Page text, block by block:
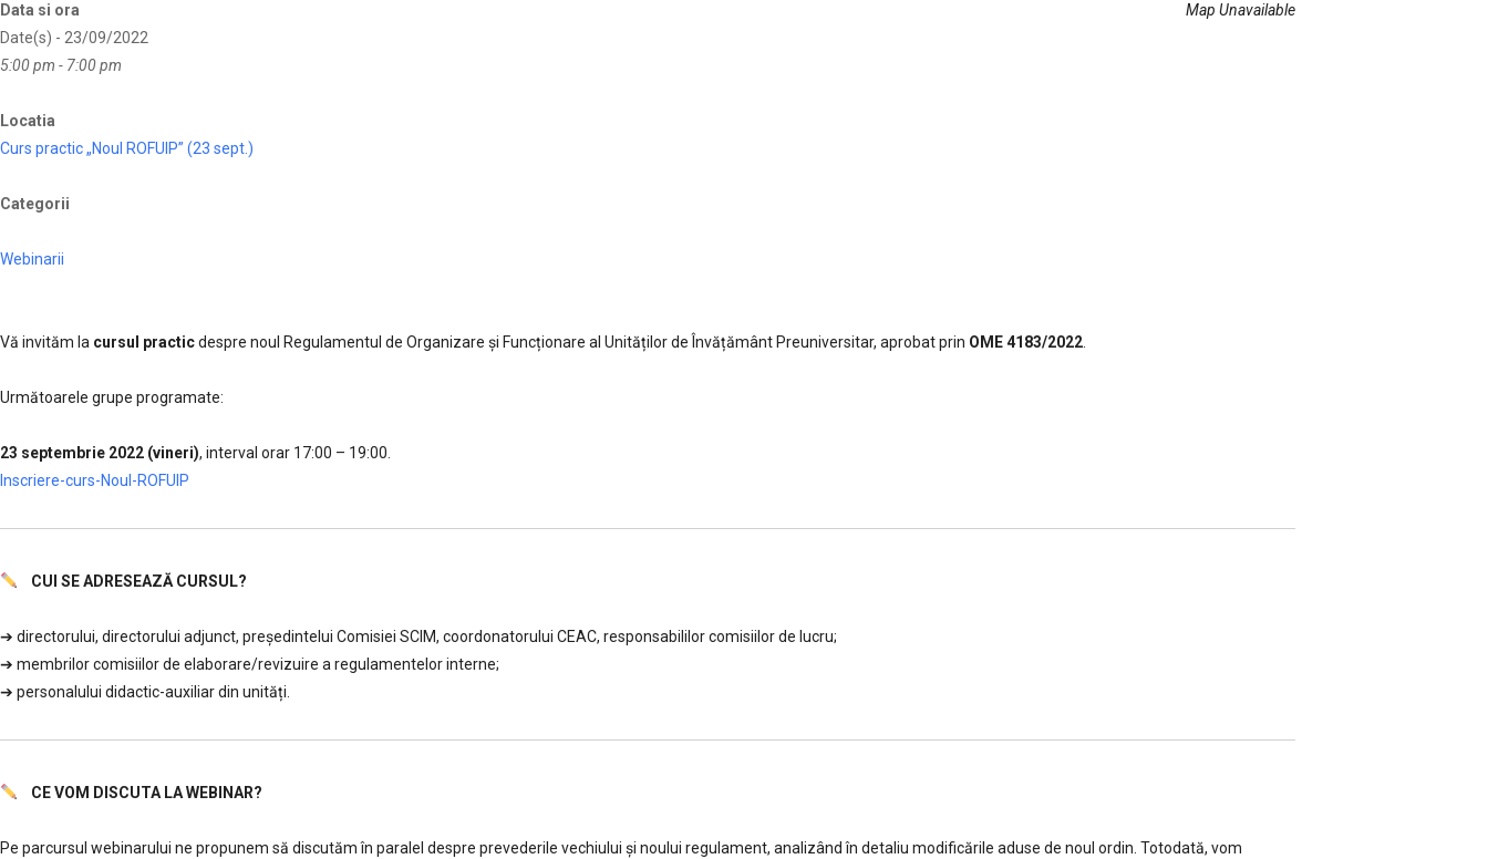
Map Unavailable
Data si ora
Date(s) - 23/09/2022
5:00 pm - 7:00 pm
Locatia
Curs practic „Noul ROFUIP” (23 sept.)
Categorii
Webinarii
Vă invităm la cursul practicdespre noul Regulamentul de Organizare și Funcționare al Unităților de Învățământ Preuniversitar, aprobat prin OME 4183/2022
Următoarele grupe programate:
23 septembrie 2022 (vineri), interval orar 17:00 – 19:00.
Inscriere-curs-Noul-ROFUIP
CUI SE ADRESEAZĂ CURSUL?
➔ directorului, directorului adjunct, președintelui Comisiei SCIM, coordonatorului CEAC, responsabililor comisiilor de lucru;
➔ membrilor comisiilor de elaborare/revizuire a regulamentelor interne;
➔ personalului didactic-auxiliar din unități.
CE VOM DISCUTA LA WEBINAR?
Pe parcursul webinarului ne propunem să discutăm în paralel despre prevederile vechiului şi noului regulament, analizând în detaliu modificările aduse de noul ordin. Totodată, vom